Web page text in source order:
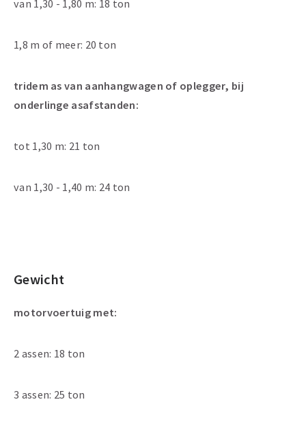
van 1,30 - 1,80 m: 18 ton
1,8 m of meer: 20 ton
tridem as van aanhangwagen of oplegger, bij
onderlinge asafstanden:
tot 1,30 m: 21 ton
van 1,30 - 1,40 m: 24 ton
Gewicht
motorvoertuig met:
2 assen: 18 ton
3 assen: 25 ton